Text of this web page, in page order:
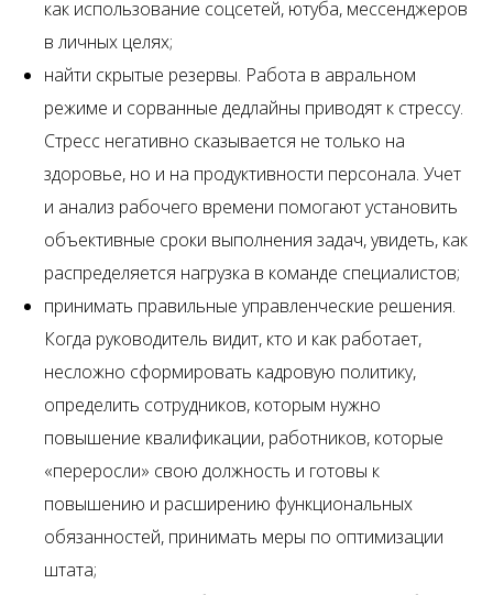
как использование соцсетей, ютуба, мессенджеров
в личных целях;
найти скрытые резервы. Работа в авральном
режиме и сорванные дедлайны приводят к стрессу.
Стресс негативно сказывается не только на
здоровье, но и на продуктивности персонала. Учет
и анализ рабочего времени помогают установить
объективные сроки выполнения задач, увидеть, как
распределяется нагрузка в команде специалистов;
принимать правильные управленческие решения.
Когда руководитель видит, кто и как работает,
несложно сформировать кадровую политику,
определить сотрудников, которым нужно
повышение квалификации, работников, которые
«переросли» свою должность и готовы к
повышению и расширению функциональных
обязанностей, принимать меры по оптимизации
штата;